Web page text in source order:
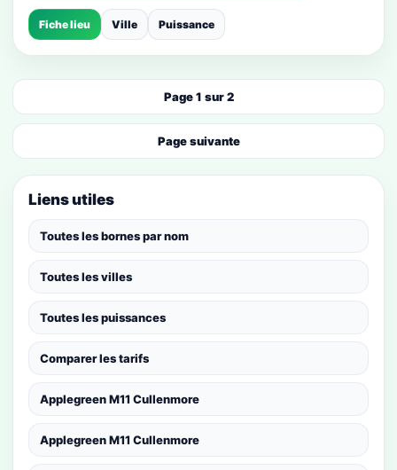
Fiche lieu Ville Puissance
Page 1 sur 2
Page suivante
Liens utiles
Toutes les bornes par nom
Toutes les villes
Toutes les puissances
Comparer les tarifs
Applegreen M11 Cullenmore
Applegreen M11 Cullenmore